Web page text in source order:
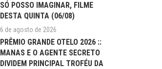
SÓ POSSO IMAGINAR, FILME
DESTA QUINTA (06/08)
6 de agosto de 2026
PRÊMIO GRANDE OTELO 2026 ::
MANAS E O AGENTE SECRETO
DIVIDEM PRINCIPAL TROFÉU DA